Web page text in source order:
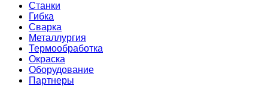
Станки
Гибка
Сварка
Металлургия
Термообработка
Окраска
Оборудование
Партнеры